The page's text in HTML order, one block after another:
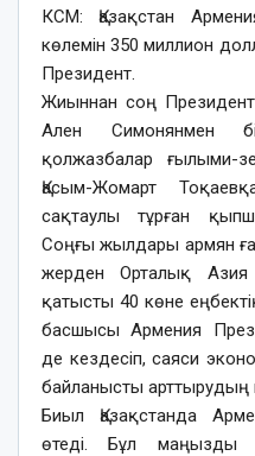
КСМ: Қазақстан
көлемін 350 миллион
Президент.
Жиыннан соң
Ален Симонянмен
қолжазбалар ғылыми-
Қасым-Жомарт
сақтаулы тұрған
Соңғы жылдары армян
жерден Орталық Азия
қатысты 40 көне
басшысы Армения
де кездесіп, саяси
байланысты
Биыл Қазақстанда
өтеді. Бұл маңызды